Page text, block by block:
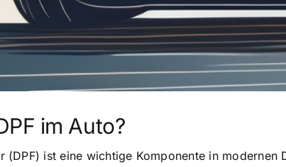
im Auto?
(DPF) ist eine wichtige Komponente in